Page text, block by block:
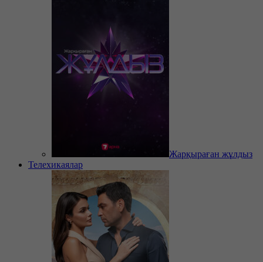
Жарқыраған жұлдыз
Телехикаялар